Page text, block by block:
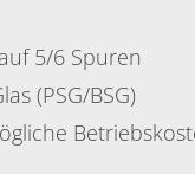
5/6 Spuren
(PSG/BSG)